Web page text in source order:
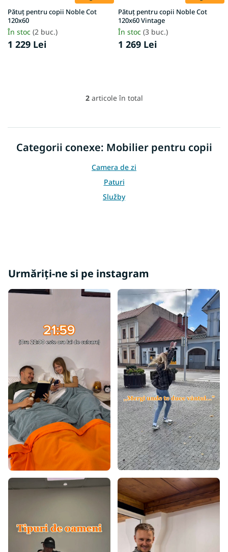
u
i
u
s
e
Pătuț pentru copii Noble Cot
120x60
În stoc (2 buc.)
1 229 Lei
Pătuț pentru copii Noble Cot
120x60 Vintage
În stoc (3 buc.)
1 269 Lei
C
t
r
o
u
l
l
i
r
2articole în total
Categorii conexe: Mobilier pentru copii
Camera de zi
Paturi
Služby
Urmăriți-ne si pe instagram